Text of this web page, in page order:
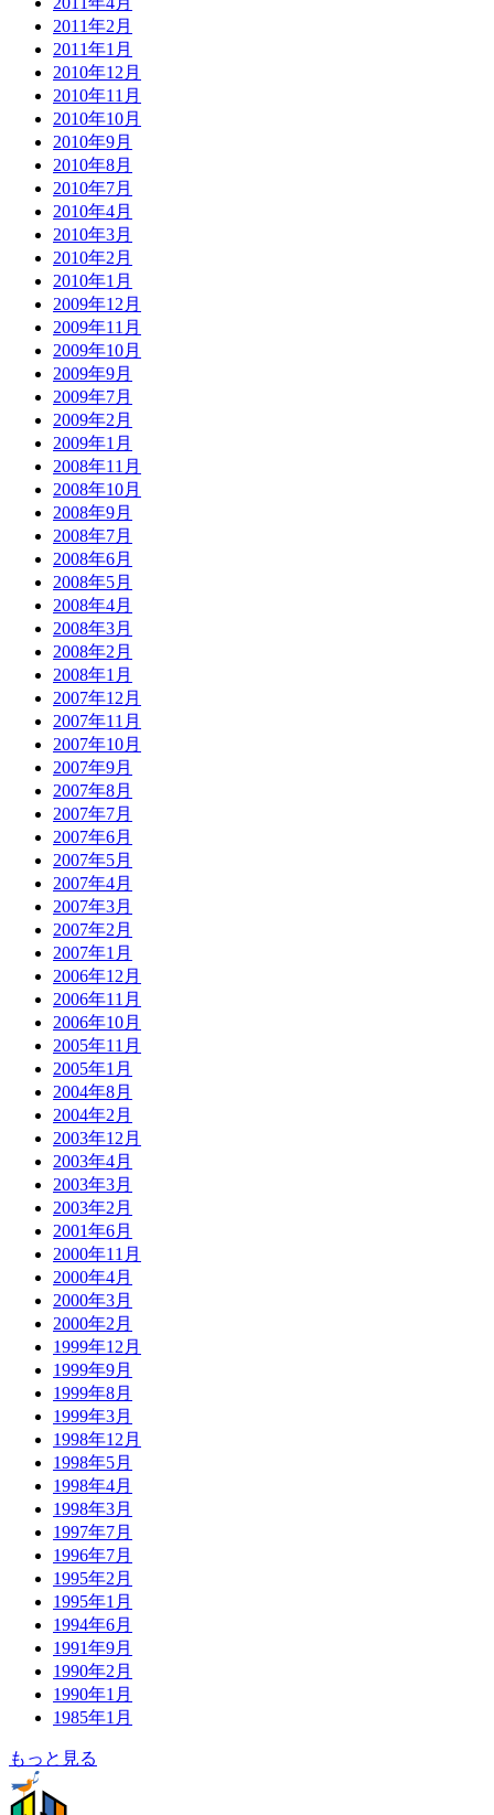
2011年2月
2011年1月
2010年12月
2010年11月
2010年10月
2010年9月
2010年8月
2010年7月
2010年4月
2010年3月
2010年2月
2010年1月
2009年12月
2009年11月
2009年10月
2009年9月
2009年7月
2009年2月
2009年1月
2008年11月
2008年10月
2008年9月
2008年7月
2008年6月
2008年5月
2008年4月
2008年3月
2008年2月
2008年1月
2007年12月
2007年11月
2007年10月
2007年9月
2007年8月
2007年7月
2007年6月
2007年5月
2007年4月
2007年3月
2007年2月
2007年1月
2006年12月
2006年11月
2006年10月
2005年11月
2005年1月
2004年8月
2004年2月
2003年12月
2003年4月
2003年3月
2003年2月
2001年6月
2000年11月
2000年4月
2000年3月
2000年2月
1999年12月
1999年9月
1999年8月
1999年3月
1998年12月
1998年5月
1998年4月
1998年3月
1997年7月
1996年7月
1995年2月
1995年1月
1994年6月
1991年9月
1990年2月
1990年1月
1985年1月
もっと見る